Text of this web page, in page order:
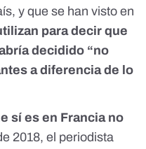
y que se han visto en
para decir que
decidido “no
a diferencia de lo
sí es en Francia no
2018, el periodista